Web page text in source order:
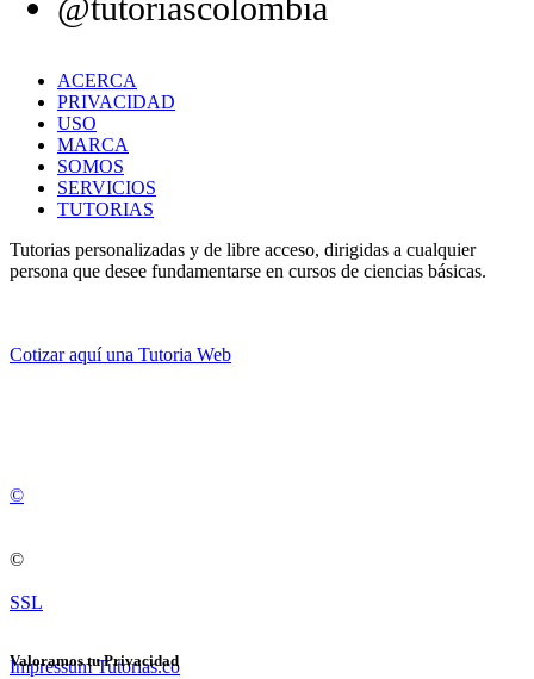
@tutoriascolombia
ACERCA
PRIVACIDAD
USO
MARCA
SOMOS
SERVICIOS
TUTORIAS
Tutorias personalizadas y de libre acceso, dirigidas a cualquier
persona que desee fundamentarse en cursos de ciencias básicas.
Cotizar aquí una Tutoria Web
©
©
SSL
Impressum Tutorias.co
Valoramos tu Privacidad